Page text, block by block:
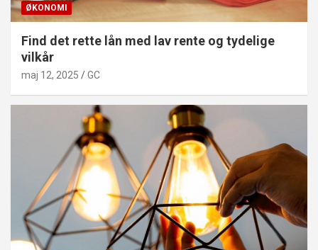
ØKONOMI
Find det rette lån med lav rente og tydelige
vilkår
maj 12, 2025 GC